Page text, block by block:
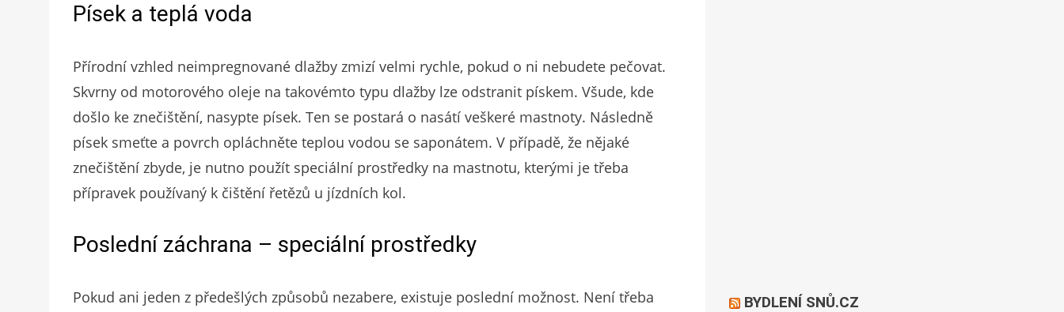
Písek a teplá voda
Přírodní vzhled neimpregnované dlažby zmizí velmi rychle, pokud o ni nebudete pečovat.
Skvrny od motorového oleje na takovémto typu dlažby lze odstranit pískem. Všude, kde
došlo ke znečištění, nasypte písek. Ten se postará o nasátí veškeré mastnoty. Následně
písek smeťte a povrch opláchněte teplou vodou se saponátem. V případě, že nějaké
znečištění zbyde, je nutno použít speciální prostředky na mastnotu, kterými je třeba
přípravek používaný k čištění řetězů u jízdních kol.
Poslední záchrana – speciální prostředky
Pokud ani jeden z předešlých způsobů nezabere, existuje poslední možnost. Není třeba
BYDLENÍ SNŮ.CZ